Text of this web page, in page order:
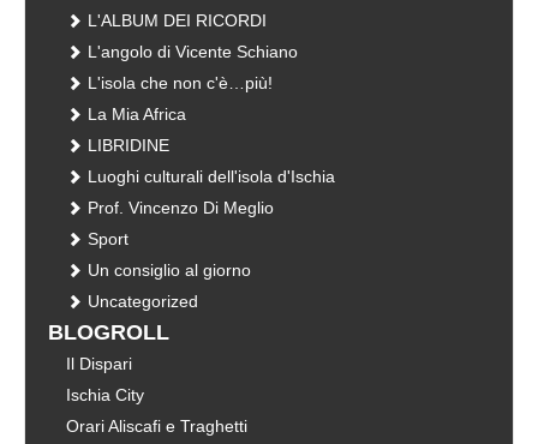
L'ALBUM DEI RICORDI
L'angolo di Vicente Schiano
L'isola che non c'è…più!
La Mia Africa
LIBRIDINE
Luoghi culturali dell'isola d'Ischia
Prof. Vincenzo Di Meglio
Sport
Un consiglio al giorno
Uncategorized
BLOGROLL
Il Dispari
Ischia City
Orari Aliscafi e Traghetti